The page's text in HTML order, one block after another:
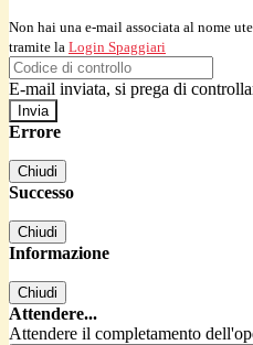
Non hai una e-mail associata al nome
tramite la Login Spaggiari
E-mail inviata, si prega di
Errore
Chiudi
Successo
Chiudi
Informazione
Chiudi
Attendere...
Attendere il completamento